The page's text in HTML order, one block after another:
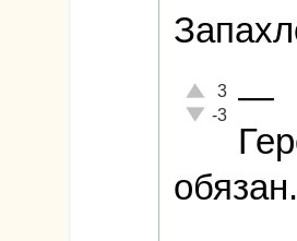
Отлично!
3
Неадекватно!
-3 —